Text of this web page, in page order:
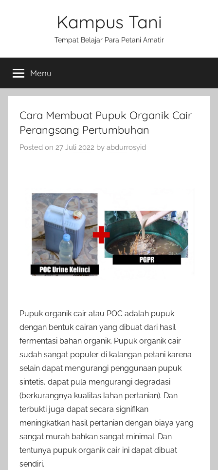
Kampus Tani
Tempat Belajar Para Petani Amatir
Menu
Cara Membuat Pupuk Organik Cair
Perangsang Pertumbuhan
Posted on 27 Juli 2022 by abdurrosyid
Pupuk organik cair atau POC adalah pupuk
dengan bentuk cairan yang dibuat dari hasil
fermentasi bahan organik. Pupuk organik cair
sudah sangat populer di kalangan petani karena
selain dapat mengurangi penggunaan pupuk
sintetis, dapat pula mengurangi degradasi
(berkurangnya kualitas lahan pertanian). Dan
terbukti juga dapat secara signifikan
meningkatkan hasil pertanian dengan biaya yang
sangat murah bahkan sangat minimal. Dan
tentunya pupuk organik cair ini dapat dibuat
sendiri.